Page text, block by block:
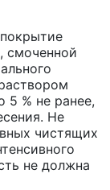
смоченной
5 % не ранее,
Не
чистящих
не должна